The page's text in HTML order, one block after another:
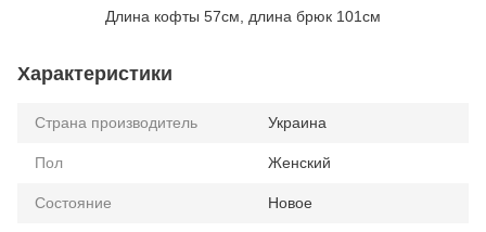
Длина кофты 57см, длина брюк 101см
Характеристики
Страна производитель Украина
Пол Женский
Состояние Новое